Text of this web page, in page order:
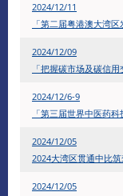
2024/12/11
「第二届粤港澳大湾区
2024/12/09
「把握碳市场及碳信
2024/12/6-9
「第三届世界中医药
2024/12/05
2024大湾区贯通中比
2024/12/05